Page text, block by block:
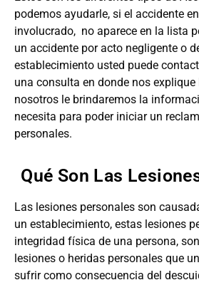
podemos ayudarle, si el accidente
involucrado, no aparece en la lista
un accidente por acto negligente o
establecimiento usted puede
una consulta en donde nos
nosotros le brindaremos la
necesita para poder iniciar un
personales.
Qué Son Las
Las lesiones personales son
un establecimiento, estas lesiones
integridad física de una persona,
lesiones o heridas personales que
sufrir como consecuencia del